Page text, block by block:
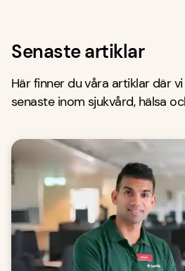
Senaste artiklar
Här finner du våra artiklar där
senaste inom sjukvård, hälsa